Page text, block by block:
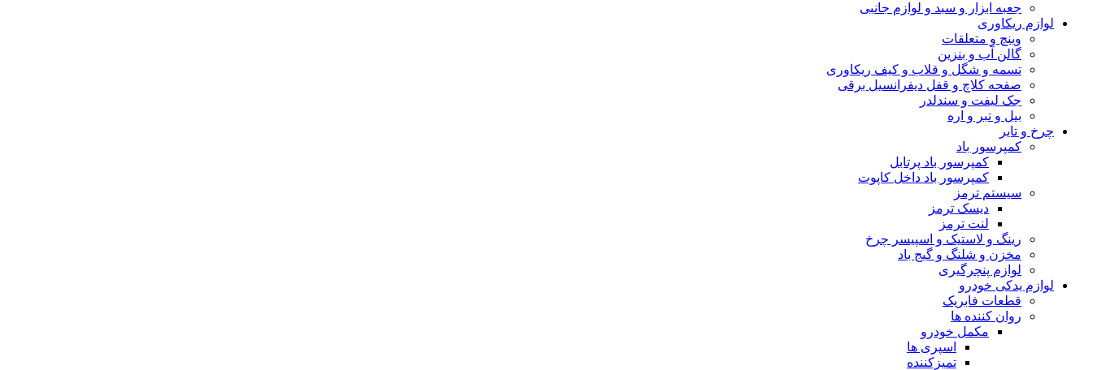
جعبه ابزار و سبد و لوازم جانبی
لوازم ریکاوری
وینچ و متعلقات
گالن آب و بنزین
تسمه و شگل و قلاب و کیف ریکاوری
صفحه کلاچ و قفل دیفرانسیل برقی
جک لیفت و سندلدر
بیل و تبر و اره
چرخ و تایر
کمپرسور باد
کمپرسور باد پرتابل
کمپرسور باد داخل کاپوت
سیستم ترمز
دیسک ترمز
لنت ترمز
رینگ و لاستیک و اسپیسر چرخ
مخزن و شلنگ و گیج باد
لوازم پنچرگیری
لوازم یدکی خودرو
قطعات فابریک
روان کننده ها
مکمل خودرو
اسپری ها
تمیزکننده